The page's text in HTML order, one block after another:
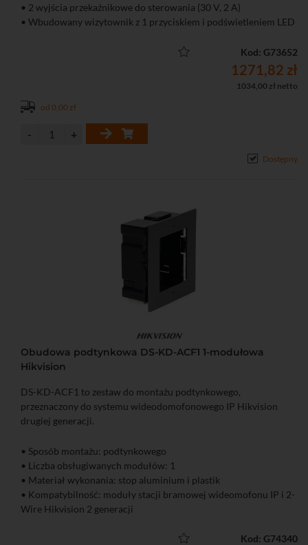
• 2 wyjścia przekaźnikowe do sterowania (30 V, 2 A)
• Wbudowany wizytownik z 1 przyciskiem i podświetleniem LED
podrzędnych, 8 rozszerzeń dla stacji w trybie doorphone, 2 tys.
• Obsługa zdalna za pomocą aplikacji Hik-Connect (wymagany
• Wyjście do zasilania elektrozaczepu: DC 12 V / 0,5 A
Kod: G73652
1271,82 zł
1034,00 zł netto
od 0,00 zł
Dostępny
Obudowa podtynkowa DS-KD-ACF1 1-modułowa
Hikvision
DS-KD-ACF1 to zestaw do montażu podtynkowego,
przeznaczony do systemu wideodomofonowego IP Hikvision
drugiej generacji.
• Sposób montażu: podtynkowego
• Liczba obsługiwanych modułów: 1
• Materiał wykonania: stop aluminium i plastik
• Kompatybilność: moduły stacji bramowej wideomofonu IP i 2-
Wire Hikvision 2 generacji
Kod: G74340